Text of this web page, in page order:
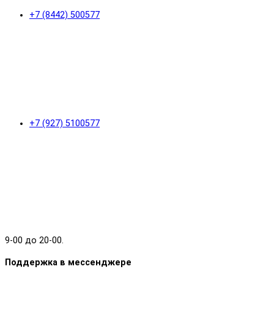
+7 (8442) 500577
+7 (927) 5100577
9-00 до 20-00.
Поддержка в мессенджере